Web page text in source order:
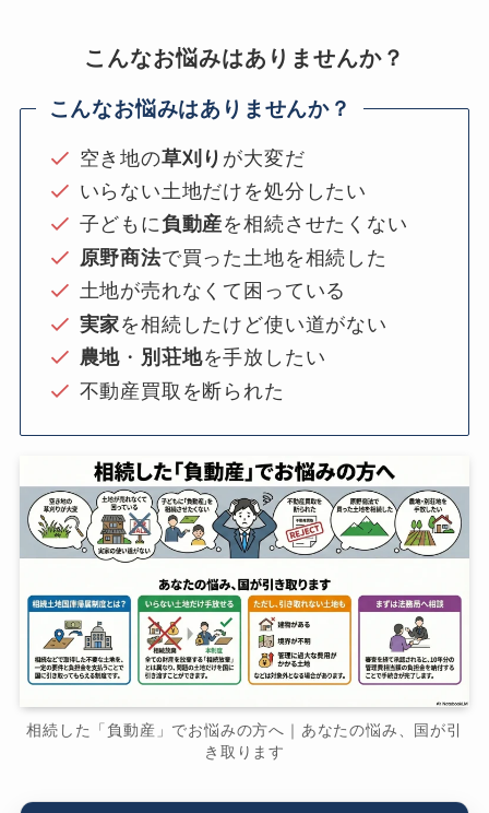
こんなお悩みはありませんか？
こんなお悩みはありませんか？
空き地の草刈り が大変だ
いらない土地だけを処分したい
子どもに負動産を相続させたくない
原野商法で買った土地を相続した
土地が売れなくて困っている
実家を相続したけど使い道がない
農地 ・ 別荘地を手放したい
不動産買取を断られた
相続した「負動産」でお悩みの方へ｜あなたの悩み、国が引
き取ります